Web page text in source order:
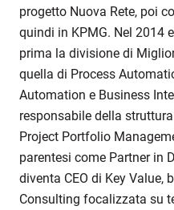
progetto Nuova Rete, poi
quindi in KPMG. Nel 2014
prima la divisione di
quella di Process
Automation e Business
responsabile della
Project Portfolio
parentesi come Partner in
diventa CEO di Key Value,
Consulting focalizzata su